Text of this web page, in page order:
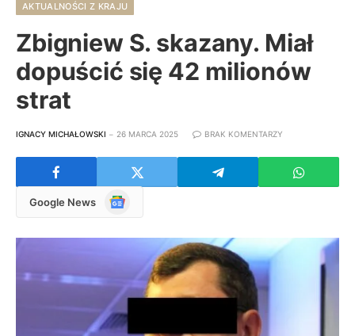
AKTUALNOŚCI Z KRAJU
Zbigniew S. skazany. Miał
dopuścić się 42 milionów
strat
IGNACY MICHAŁOWSKI 26 MARCA 2025 BRAK KOMENTARZY
Google News
Google